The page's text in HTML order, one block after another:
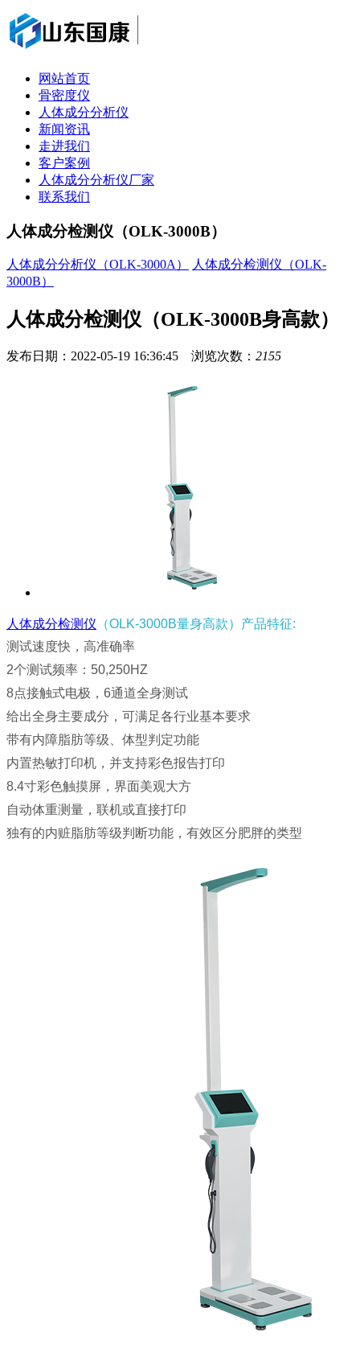
网站首页
骨密度仪
人体成分分析仪
新闻资讯
走进我们
客户案例
人体成分分析仪厂家
联系我们
人体成分检测仪（OLK-3000B）
人体成分分析仪（OLK-3000A）
人体成分检测仪（OLK-
3000B）
人体成分检测仪（OLK-3000B身高款）
发布日期：2022-05-19 16:36:45 浏览次数： 2155
人体成分检测仪 （OLK-3000B量身高款）产品特征:
测试速度快，高准确率
2个测试频率：50,250HZ
8点接触式电极，6通道全身测试
给出全身主要成分，可满足各行业基本要求
带有内障脂肪等级、体型判定功能
内置热敏打印机，并支持彩色报告打印
8.4寸彩色触摸屏，界面美观大方
自动体重测量，联机或直接打印
独有的内赃脂肪等级判断功能，有效区分肥胖的类型